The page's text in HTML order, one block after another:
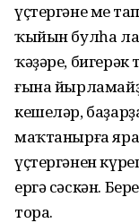
үҫтергәне мең
ҡыйын булһа
ҡәҙәре, бигерәк
ғына
кешеләр,
маҡтанырға
үҫтергәнен
ергә сәскән.
тора.